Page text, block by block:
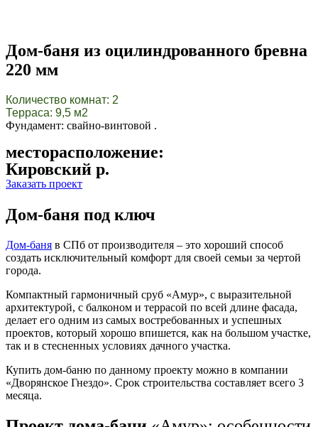
Дом-баня из оцилиндрованного бревна
220 мм
Количество комнат: 2
Терраса: 9,5 м2
Фундамент: свайно-винтовой .
месторасположение:
Кировский р.
Заказать проект
Дом-баня под ключ
Дом-баня в СПб от производителя – это хороший способ
создать исключительный комфорт для своей семьи за чертой
города.
Компактный гармоничный сруб «Амур», с выразительной
архитектурой, с балконом и террасой по всей длине фасада,
делает его одним из самых востребованных и успешных
проектов, который хорошо впишется, как на большом участке,
так и в стесненных условиях дачного участка.
Купить дом-баню по данному проекту можно в компании
«Дворянское Гнездо». Срок строительства составляет всего 3
месяца.